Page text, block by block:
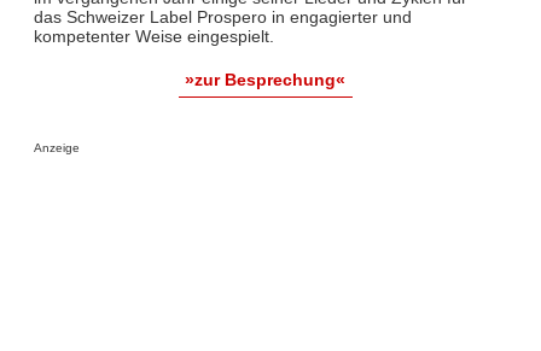
das Schweizer Label Prospero in engagierter und
kompetenter Weise eingespielt.
»zur Besprechung«
Anzeige